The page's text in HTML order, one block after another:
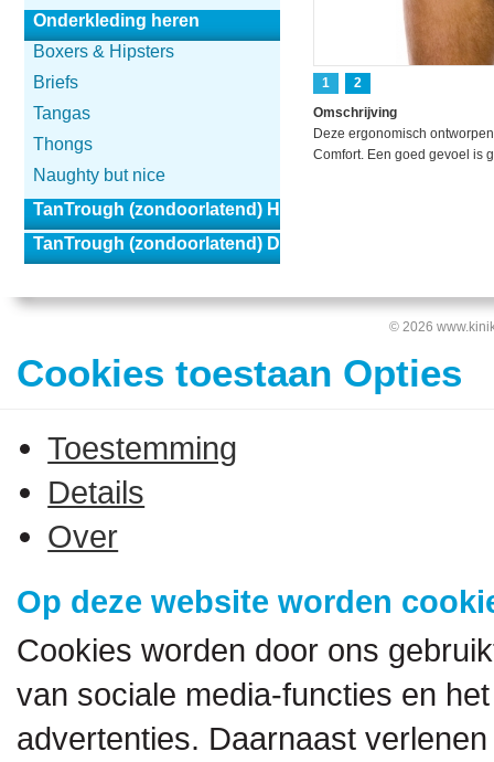
Onderkleding heren
Boxers & Hipsters
Briefs
Tangas
Thongs
Naughty but nice
TanTrough (zondoorlatend) Heren
TanTrough (zondoorlatend) Dames
1
2
Omschrijving
Deze ergonomisch
Comfort. Een goed gevoel is
© 2026
Cookies toestaan Opties
Toestemming
Details
Over
Op deze website worden
Cookies worden door ons
van sociale media-functies en
advertenties. Daarnaast